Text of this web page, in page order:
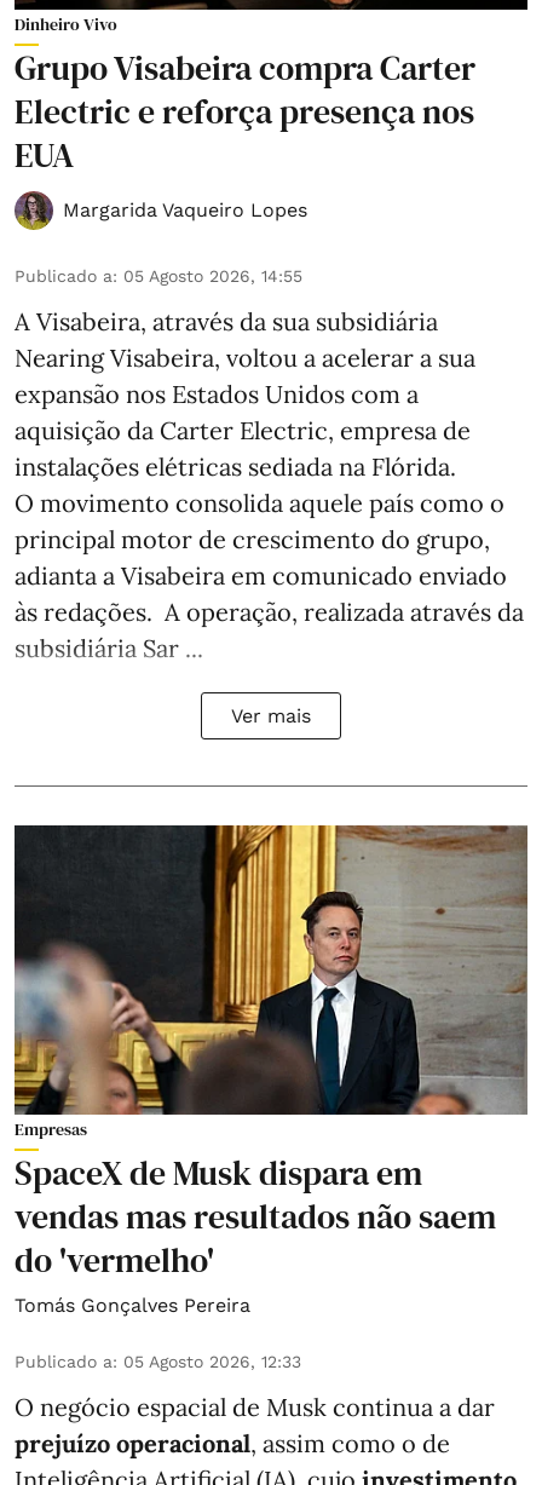
Dinheiro Vivo
Grupo Visabeira compra Carter
Electric e reforça presença nos
EUA
Margarida Vaqueiro Lopes
Publicado a: 05 Agosto 2026, 14:55
A Visabeira, através da sua subsidiária
Nearing Visabeira, voltou a acelerar a sua
expansão nos Estados Unidos com a
aquisição da Carter Electric, empresa de
instalações elétricas sediada na Flórida.
O movimento consolida aquele país como o
principal motor de crescimento do grupo,
adianta a Visabeira em comunicado enviado
às redações. A operação, realizada através da
subsidiária Sar ...
Ver mais
Empresas
SpaceX de Musk dispara em
vendas mas resultados não saem
do 'vermelho'
Tomás Gonçalves Pereira
Publicado a: 05 Agosto 2026, 12:33
O negócio espacial de Musk continua a dar
prejuízo operacional, assim como o de